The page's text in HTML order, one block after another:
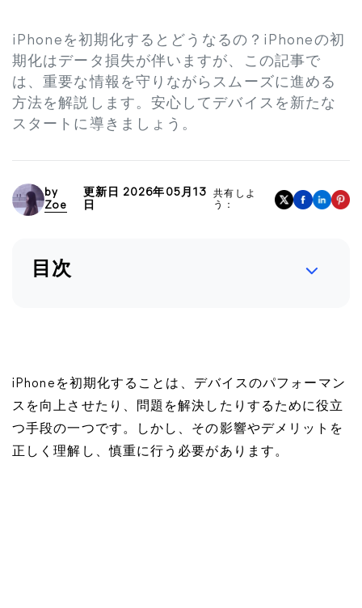
iPhoneを初期化するとどうなるの？iPhoneの初
期化はデータ損失が伴いますが、この記事で
は、重要な情報を守りながらスムーズに進める
方法を解説します。安心してデバイスを新たな
スタートに導きましょう。
by
Zoe
更新日 2026年05月13
日
共有しよ
う：
目次
iPhoneを初期化することは、デバイスのパフォーマン
スを向上させたり、問題を解決したりするために役立
つ手段の一つです。しかし、その影響やデメリットを
正しく理解し、慎重に行う必要があります。